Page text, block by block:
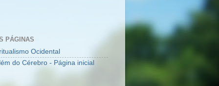
PÁGINAS
Ocidental
do Cérebro - Página inicial